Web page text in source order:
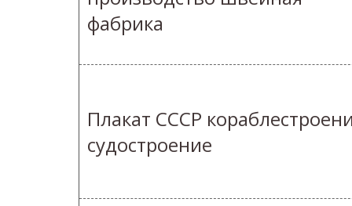
фабрика
Плакат СССР
судостроение